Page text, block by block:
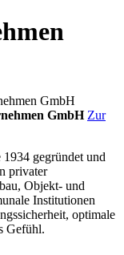
GmbH
GmbH Zur
gegründet und
privater
Objekt- und
Institutionen
optimale
Gefühl.